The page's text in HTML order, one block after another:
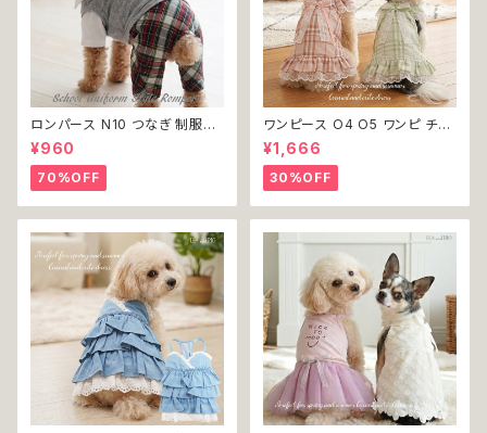
ロンパース N10 つなぎ 制服風
チェック柄 グレー 灰色 コスチュ
ーム コスプレ ドッグウェア dog
犬 猫 ペット 服 犬服 洋服 オシ
ャレ かわいい 小型犬 返品交換
不可
¥960
70%OFF
ワンピース O4 O5 ワンピ チェ
ック プリーツ レース 女の子 犬
犬服 小型 猫 服 洋服 ペット do
g ドッグウェア おしゃれ かわい
い 返品交換不可
¥1,666
30%OFF